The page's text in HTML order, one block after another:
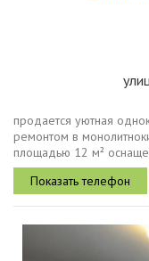
продается уютная
ремонтом в
площадью 12 м²
кондиционер. из окон
хорошее естественное...